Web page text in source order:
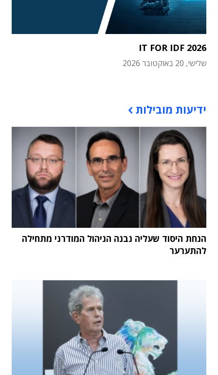
IT FOR IDF 2026
שלישי, 20 באוקטובר 2026
ידיעות מובילות
הנחת היסוד שעליה נבנה הניהול המודרני מתחילה
להתערער